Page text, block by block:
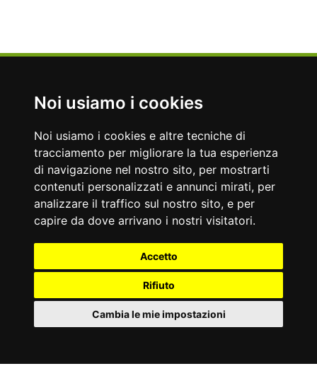
Noi usiamo i cookies
Noi usiamo i cookies e altre tecniche di
tracciamento per migliorare la tua esperienza
di navigazione nel nostro sito, per mostrarti
contenuti personalizzati e annunci mirati, per
analizzare il traffico sul nostro sito, e per
capire da dove arrivano i nostri visitatori.
Accetto
Rifiuto
Cambia le mie impostazioni
09/08/1939
Politico
09/08/1959
Attore italiano
Accadde Oggi
09/08/1991
Viene assassinato il magistrato Antonino Scopelliti.
09/08/1986
Ultimo concerto dei Queen a Knebworth con il frontman Freddie
Mercury.
Aforismi
Il desiderio di sembrare incapace impedisce spesso di
François De La Rochefoucauld
Dagli occhi delle donne derivo la mia dottrina: essi brillano
accademie, che mostrano, contengono e nutrono il mondo.
William Shakespeare